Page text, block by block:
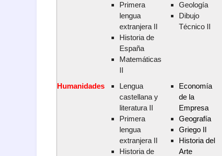
Primera
lengua
extranjera II
Historia de
España
Matemáticas
II
Geología
Dibujo
Técnico II
Humanidades
Lengua
castellana y
literatura II
Primera
lengua
extranjera II
Historia de
Economía
de la
Empresa
Geografía
Griego II
Historia del
Arte